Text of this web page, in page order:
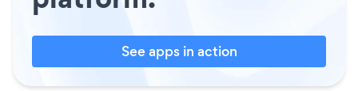
See apps in action